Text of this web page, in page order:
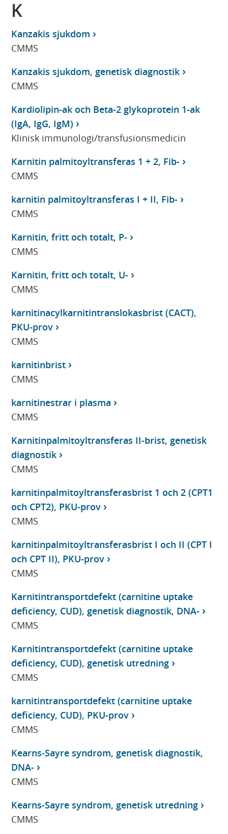
K
Kanzakis sjukdom
CMMS
Kanzakis sjukdom, genetisk diagnostik
CMMS
Kardiolipin-ak och Beta-2 glykoprotein 1-ak
(IgA, IgG, IgM)
Klinisk immunologi/transfusionsmedicin
Karnitin palmitoyltransferas 1 + 2, Fib-
CMMS
karnitin palmitoyltransferas I + II, Fib-
CMMS
Karnitin, fritt och totalt, P-
CMMS
Karnitin, fritt och totalt, U-
CMMS
karnitinacylkarnitintranslokasbrist (CACT),
PKU-prov
CMMS
karnitinbrist
CMMS
karnitinestrar i plasma
CMMS
Karnitinpalmitoyltransferas II-brist, genetisk
diagnostik
CMMS
karnitinpalmitoyltransferasbrist 1 och 2 (CPT1
och CPT2), PKU-prov
CMMS
karnitinpalmitoyltransferasbrist I och II (CPT I
och CPT II), PKU-prov
CMMS
Karnitintransportdefekt (carnitine uptake
deficiency, CUD), genetisk diagnostik, DNA-
CMMS
Karnitintransportdefekt (carnitine uptake
deficiency, CUD), genetisk utredning
CMMS
karnitintransportdefekt (carnitine uptake
deficiency, CUD), PKU-prov
CMMS
Kearns-Sayre syndrom, genetisk diagnostik,
DNA-
CMMS
Kearns-Sayre syndrom, genetisk utredning
CMMS